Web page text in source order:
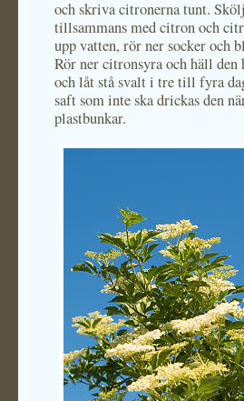
och skriva citronerna tunt.
tillsammans med citron och
upp vatten, rör ner socker och
Rör ner citronsyra och häll den
och låt stå svalt i tre till fyra
saft som inte ska drickas den
plastbunkar.